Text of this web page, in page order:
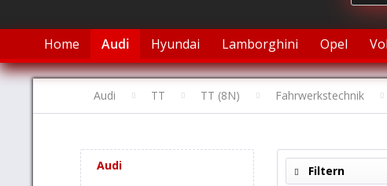
Home Audi Hyundai Lamborghini Opel
Audi TT TT (8N) Fahrwerkstechnik
Audi Filtern